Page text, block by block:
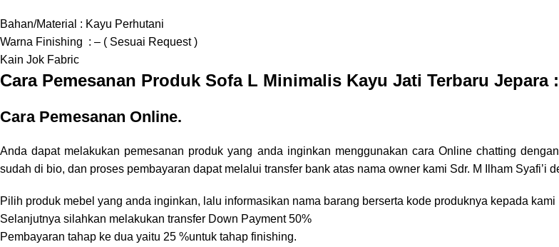
Bahan/Material : Kayu Perhutani
Warna Finishing : – ( Sesuai Request )
Kain Jok Fabric
Cara Pemesanan Produk Sofa L Minimalis Kayu Jati Terbaru Jepara:
Cara Pemesanan Online.
Anda dapat melakukan pemesanan produk yang anda inginkan menggunakan cara Online chatting
sudah di bio, dan proses pembayaran dapat melalui transfer bank atas nama owner kami Sdr. M Ilham Syafi’i
Pilih produk mebel yang anda inginkan, lalu informasikan nama barang berserta kode produknya kepada kami
Selanjutnya silahkan melakukan transfer Down Payment 50%
Pembayaran tahap ke dua yaitu 25 %untuk tahap finishing.